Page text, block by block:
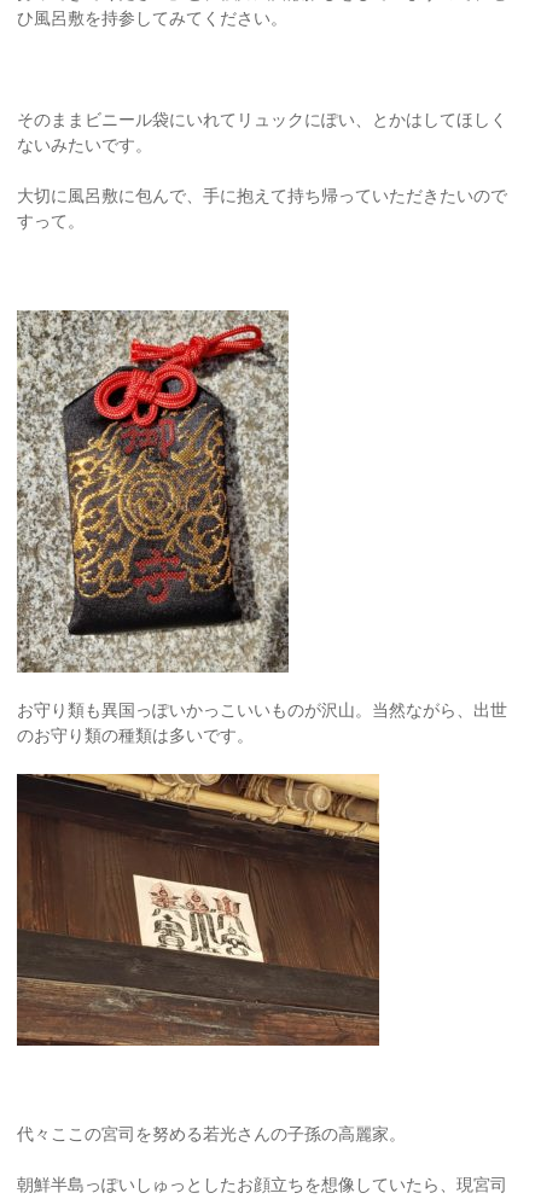
ひ風呂敷を持参してみてください。
そのままビニール袋にいれてリュックにぽい、とかはしてほしく
ないみたいです。
大切に風呂敷に包んで、手に抱えて持ち帰っていただきたいので
すって。
お守り類も異国っぽいかっこいいものが沢山。当然ながら、出世
のお守り類の種類は多いです。
代々ここの宮司を努める若光さんの子孫の高麗家。
朝鮮半島っぽいしゅっとしたお顔立ちを想像していたら、現宮司